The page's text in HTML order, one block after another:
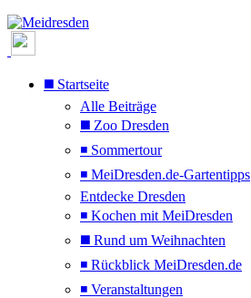
◼️ Startseite
Alle Beiträge
◼️ Zoo Dresden
◾ Sommertour
◾ MeiDresden.de-Gartentipps
Entdecke Dresden
◾ Kochen mit MeiDresden
◼️ Rund um Weihnachten
◾ Rückblick MeiDresden.de
◾ Veranstaltungen